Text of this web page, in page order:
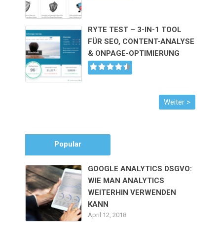
RYTE TEST – 3-IN-1 TOOL
FÜR SEO, CONTENT-ANALYSE
& ONPAGE-OPTIMIERUNG
Popular
GOOGLE ANALYTICS DSGVO:
WIE MAN ANALYTICS
WEITERHIN VERWENDEN
KANN
April 12, 2018